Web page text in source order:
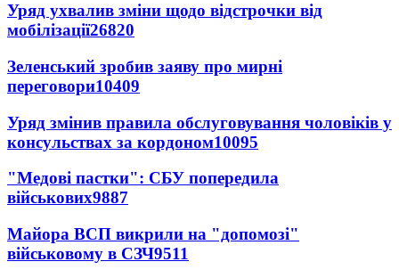
Уряд ухвалив зміни щодо відстрочки від
мобілізації26820
Зеленський зробив заяву про мирні
переговори10409
Уряд змінив правила обслуговування чоловіків у
консульствах за кордоном10095
"Медові пастки": СБУ попередила
військових9887
Майора ВСП викрили на "допомозі"
військовому в СЗЧ9511